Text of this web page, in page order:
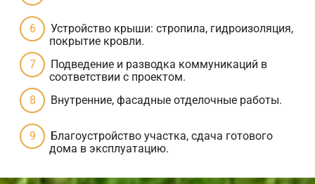
Устройство крыши: стропила, гидроизоляция,
покрытие кровли.
Подведение и разводка коммуникаций в
соответствии с проектом.
Внутренние, фасадные отделочные работы.
Благоустройство участка, сдача готового
дома в эксплуатацию.